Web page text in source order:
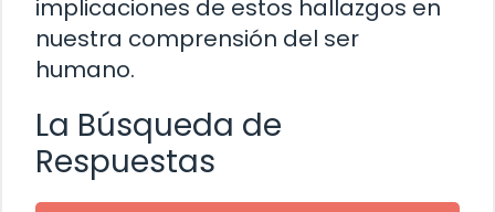
implicaciones de estos hallazgos en
nuestra comprensión del ser
humano.
La Búsqueda de
Respuestas